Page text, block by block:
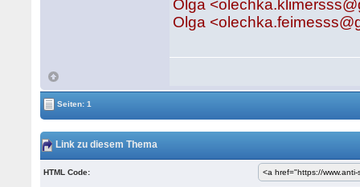
Olga
Olga
Seiten: 1
Link zu diesem Thema
HTML Code: